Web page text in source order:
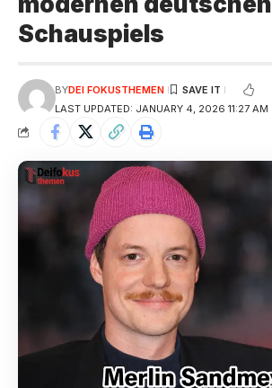
Schauspiels
LAST UPDATED: JANUARY 4, 2026 11:27 AM
BYDEI FOKUSTHEMEN